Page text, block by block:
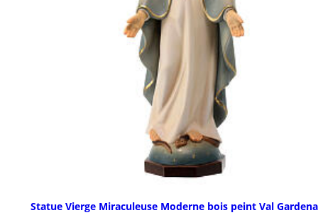
Statue Vierge Miraculeuse Moderne bois peint Val Gardena